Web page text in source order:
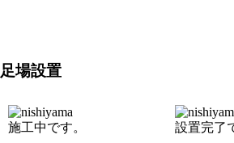
足場設置
施工中です。 設置完了